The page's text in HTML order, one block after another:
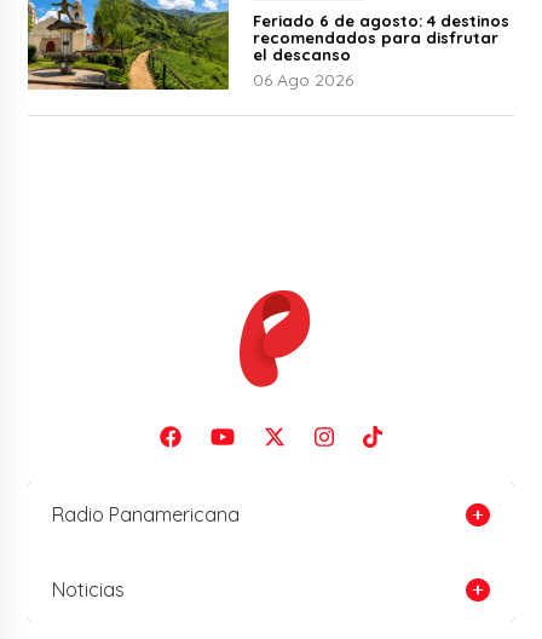
Feriado 6 de agosto: 4 destinos
recomendados para disfrutar
el descanso
06 Ago 2026
Radio Panamericana
Noticias